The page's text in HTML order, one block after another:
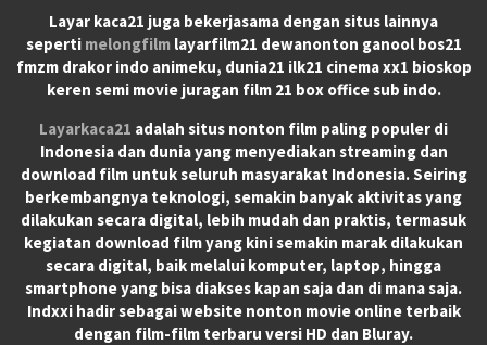
Layar kaca21 juga bekerjasama dengan situs lainnya
seperti melongfilmlayarfilm21 dewanonton ganool bos21
fmzm drakor indo animeku, dunia21 ilk21 cinema xx1 bioskop
keren semi movie juragan film 21 box office sub indo.
Layarkaca21 adalah situs nonton film paling populer di
Indonesia dan dunia yang menyediakan streaming dan
download film untuk seluruh masyarakat Indonesia. Seiring
berkembangnya teknologi, semakin banyak aktivitas yang
dilakukan secara digital, lebih mudah dan praktis, termasuk
kegiatan download film yang kini semakin marak dilakukan
secara digital, baik melalui komputer, laptop, hingga
smartphone yang bisa diakses kapan saja dan di mana saja.
Indxxi hadir sebagai website nonton movie online terbaik
dengan film-film terbaru versi HD dan Bluray.